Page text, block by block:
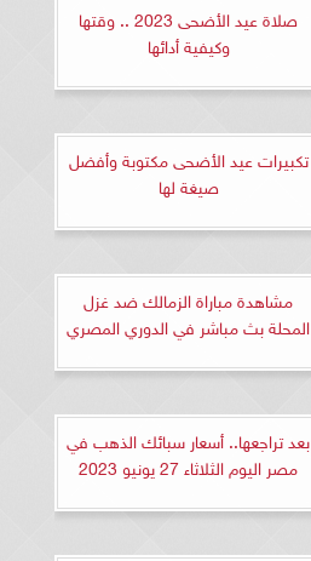
صلاة عيد الأضحى 2023 .. وقتها
وكيفية أدائها
تكبيرات عيد الأضحى مكتوبة وأفضل
صيغة لها
مشاهدة مباراة الزمالك ضد غزل
المحلة بث مباشر في الدوري المصري
بعد تراجعها.. أسعار سبائك الذهب في
مصر اليوم الثلاثاء 27 يونيو 2023